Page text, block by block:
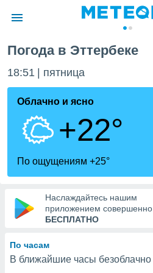
о
Вы можете
к этому
доступ
Погода в Эттербеке
18:51 пятница
Облачно и ясно
+22°
По ощущениям +25°
Наслаждайтесь нашим
приложением совершенно
БЕСПЛАТНО
По часам
В ближайшие часы безоблачно